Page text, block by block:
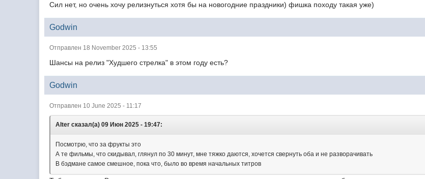
Сил нет, но очень хочу релизнуться хотя бы на новогодние праздники) фишка походу такая уже)
Godwin
Отправлен 18 November 2025 - 13:55
Шансы на релиз "Худшего стрелка" в этом году есть?
Godwin
Отправлен 10 June 2025 - 11:17
Alter сказал(а) 09 Июн 2025 - 19:47:
Посмотрю, что за фрукты это
А те фильмы, что скидывал, глянул по 30 минут, мне тяжко даются, хочется свернуть оба и не разворачивать
В бэдмане самое смешное, пока что, было во время начальных титров